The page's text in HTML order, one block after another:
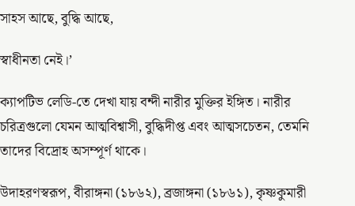
সাহস আছে, বুদ্ধি আছে,
স্বাধীনতা নেই।’
ক্যাপটিভ লেডি-তে দেখা যায় বন্দী নারীর মুক্তির ইঙ্গিত। নারীর
চরিত্রগুলো যেমন আত্মবিশ্বাসী, বুদ্ধিদীপ্ত এবং আত্মসচেতন, তেমনি
তাদের বিদ্রোহ অসম্পূর্ণ থাকে।
উদাহরণস্বরূপ, বীরাঙ্গনা (১৮৬২), ব্রজাঙ্গনা (১৮৬১), কৃষ্ণকুমারী